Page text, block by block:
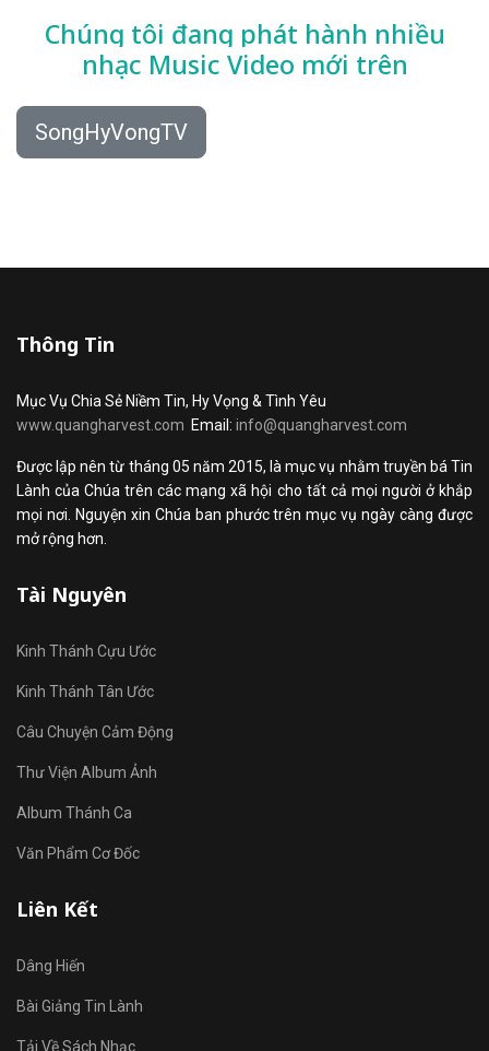
Chúng tôi đang phát hành nhiều
nhạc Music Video mới trên
SongHyVongTV
Thông Tin
Mục Vụ Chia Sẻ Niềm Tin, Hy Vọng & Tình Yêu
www.quangharvest.com Email: info@quangharvest.com
Được lập nên từ tháng 05 năm 2015, là mục vụ nhằm truyền bá Tin
Lành của Chúa trên các mạng xã hội cho tất cả mọi người ở khắp
mọi nơi. Nguyện xin Chúa ban phước trên mục vụ ngày càng được
mở rộng hơn.
Tài Nguyên
Kinh Thánh Cựu Ước
Kinh Thánh Tân Ước
Câu Chuyện Cảm Động
Thư Viện Album Ảnh
Album Thánh Ca
Văn Phẩm Cơ Đốc
Liên Kết
Dâng Hiến
Bài Giảng Tin Lành
Tải Về Sách Nhạc